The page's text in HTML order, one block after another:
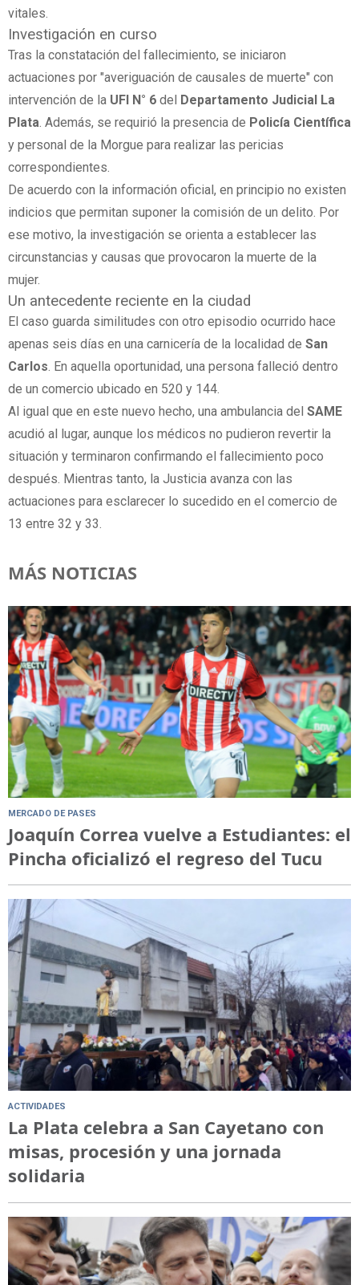
vitales.
Investigación en curso
Tras la constatación del fallecimiento, se iniciaron
actuaciones por "averiguación de causales de muerte" con
intervención de la UFI N° 6 del
Departamento Judicial La
Plata. Además, se requirió la presencia de Policía Científica
y personal de la Morgue para realizar las pericias
correspondientes.
De acuerdo con la información oficial, en principio no existen
indicios que permitan suponer la comisión de un delito. Por
ese motivo, la investigación se orienta a establecer las
circunstancias y causas que provocaron la muerte de la
mujer.
Un antecedente reciente en la ciudad
El caso guarda similitudes con otro episodio ocurrido hace
apenas seis días en una carnicería de la localidad de San
Carlos. En aquella oportunidad, una persona falleció dentro
de un comercio ubicado en 520 y 144.
Al igual que en este nuevo hecho, una ambulancia del SAME
acudió al lugar, aunque los médicos no pudieron revertir la
situación y terminaron confirmando el fallecimiento poco
después. Mientras tanto, la Justicia avanza con las
actuaciones para esclarecer lo sucedido en el comercio de
13 entre 32 y 33.
MÁS NOTICIAS
MERCADO DE PASES
Joaquín Correa vuelve a Estudiantes: el
Pincha oficializó el regreso del Tucu
ACTIVIDADES
La Plata celebra a San Cayetano con
misas, procesión y una jornada
solidaria